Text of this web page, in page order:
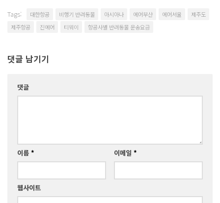
Tags: 대한항공 비행기 반려동물 아시아나 에어부산 에어서울
제주도
제주항공
진에어 티웨이 항공사별 반려동물 운송요금
댓글 남기기
댓글
이름 * 이메일 *
웹사이트